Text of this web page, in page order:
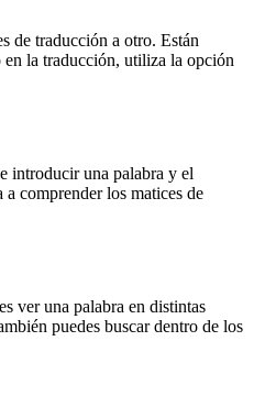
de traducción a otro. Están
en la traducción, utiliza la opción
introducir una palabra y el
comprender los matices de
ver una palabra en distintas
puedes buscar dentro de los